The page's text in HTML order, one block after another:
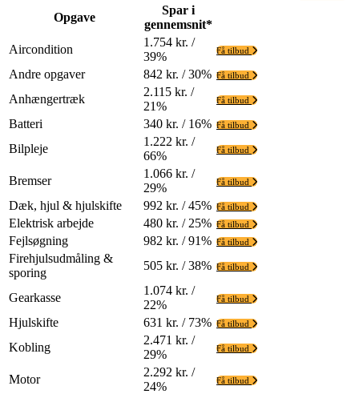
Opgave
Spar i
gennemsnit*
Aircondition
1.754 kr. /
39%
Få tilbud
Andre opgaver 842 kr. / 30% Få tilbud
Anhængertræk
2.115 kr. /
21%
Få tilbud
Batteri 340 kr. / 16% Få tilbud
Bilpleje
1.222 kr. /
66%
Få tilbud
Bremser
1.066 kr. /
29%
Få tilbud
Dæk, hjul & hjulskifte 992 kr. / 45% Få tilbud
Elektrisk arbejde 480 kr. / 25% Få tilbud
Fejlsøgning 982 kr. / 91% Få tilbud
Firehjulsudmåling &
sporing
505 kr. / 38% Få tilbud
Gearkasse
1.074 kr. /
22%
Få tilbud
Hjulskifte 631 kr. / 73% Få tilbud
Kobling
2.471 kr. /
29%
Få tilbud
Motor
2.292 kr. /
24%
Få tilbud